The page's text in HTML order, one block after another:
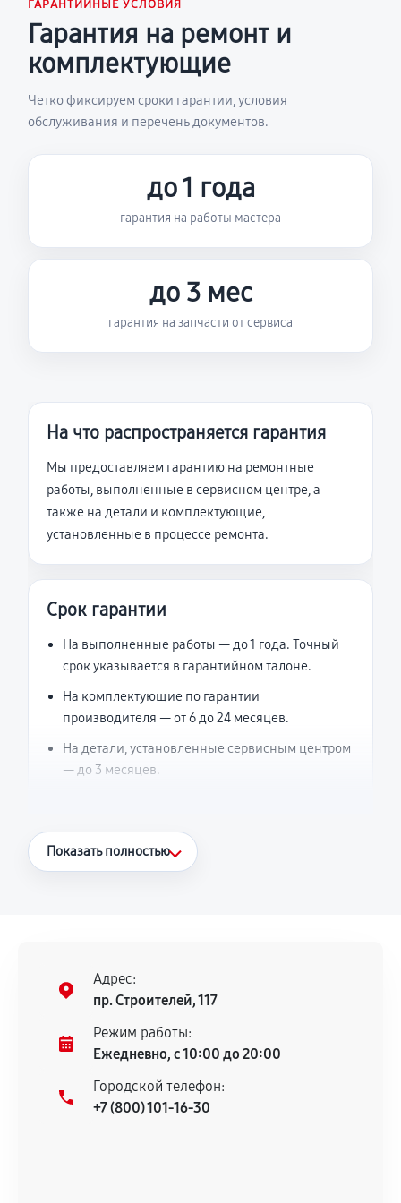
ГАРАНТИЙНЫЕ УСЛОВИЯ
Гарантия на ремонт и
комплектующие
Четко фиксируем сроки гарантии, условия
обслуживания и перечень документов.
до 1 года
гарантия на работы мастера
до 3 мес
гарантия на запчасти от сервиса
На что распространяется гарантия
Мы предоставляем гарантию на ремонтные
работы, выполненные в сервисном центре, а
также на детали и комплектующие,
установленные в процессе ремонта.
Срок гарантии
На выполненные работы — до 1 года. Точный
срок указывается в гарантийном талоне.
На комплектующие по гарантии
производителя — от 6 до 24 месяцев.
На детали, установленные сервисным центром
— до 3 месяцев.
Что считается гарантийным случаем
нормальной эксплуатации в течение
гарантийного срока.
Несоответствие комплектующей заявленным
техническим характеристикам.
Документы для подтверждения
Показать полностью
Адрес:
пр. Строителей, 117
Режим работы:
Ежедневно, с 10:00 до 20:00
Городской телефон:
+7 (800) 101-16-30